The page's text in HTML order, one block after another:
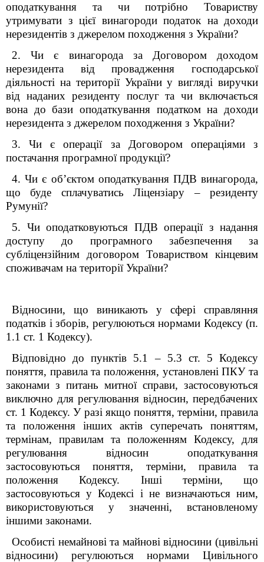
оподаткування та чи потрібно Товариству
утримувати з цієї винагороди податок на доходи
нерезидентів з джерелом походження з України?
2. Чи є винагорода за Договором доходом
нерезидента від провадження господарської
діяльності на території України у вигляді виручки
від наданих резиденту послуг та чи включається
вона до бази оподаткування податком на доходи
нерезидента з джерелом походження з України?
3. Чи є операції за Договором операціями з
постачання програмної продукції?
4. Чи є об’єктом оподаткування ПДВ винагорода,
що буде сплачуватись Ліцензіару – резиденту
Румунії?
5. Чи оподатковуються ПДВ операції з надання
доступу до програмного забезпечення за
субліцензійним договором Товариством кінцевим
споживачам на території України?
Відносини, що виникають у сфері справляння
податків і зборів, регулюються нормами Кодексу (п.
1.1 ст. 1 Кодексу).
Відповідно до пунктів 5.1 – 5.3 ст. 5 Кодексу
поняття, правила та положення, установлені ПКУ та
законами з питань митної справи, застосовуються
виключно для регулювання відносин, передбачених
ст. 1 Кодексу. У разі якщо поняття, терміни, правила
та положення інших актів суперечать поняттям,
термінам, правилам та положенням Кодексу, для
регулювання відносин оподаткування
застосовуються поняття, терміни, правила та
положення Кодексу. Інші терміни, що
застосовуються у Кодексі і не визначаються ним,
використовуються у значенні, встановленому
іншими законами.
Особисті немайнові та майнові відносини (цивільні
відносини) регулюються нормами Цивільного